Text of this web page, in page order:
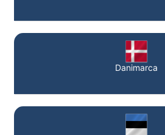
Danimarca